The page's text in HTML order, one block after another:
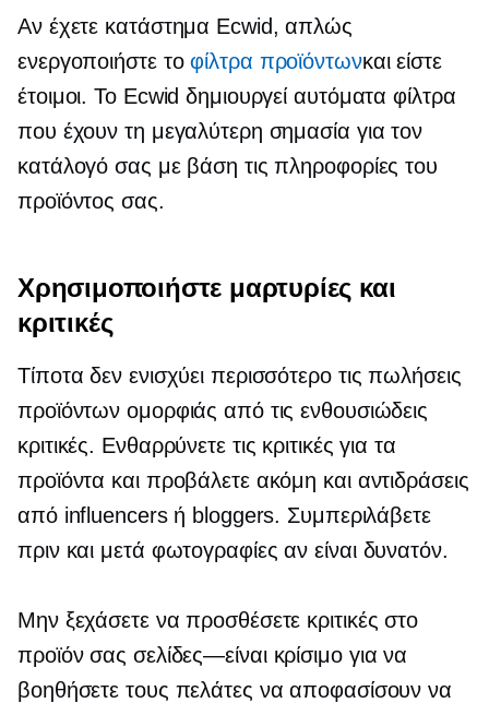
Αν έχετε κατάστημα Ecwid, απλώς
ενεργοποιήστε τοφίλτρα προϊόντωνκαι είστε
έτοιμοι. Το Ecwid δημιουργεί αυτόματα φίλτρα
που έχουν τη μεγαλύτερη σημασία για τον
κατάλογό σας με βάση τις πληροφορίες του
προϊόντος σας.
Χρησιμοποιήστε μαρτυρίες και
κριτικές
Τίποτα δεν ενισχύει περισσότερο τις πωλήσεις
προϊόντων ομορφιάς από τις ενθουσιώδεις
κριτικές. Ενθαρρύνετε τις κριτικές για τα
προϊόντα και προβάλετε ακόμη και αντιδράσεις
από influencers ή bloggers. Συμπεριλάβετε
πριν και μετά φωτογραφίες αν είναι δυνατόν.
Μην ξεχάσετε να προσθέσετε κριτικές στο
προϊόν σας σελίδες—είναικρίσιμο για να
βοηθήσετε τους πελάτες να αποφασίσουν να